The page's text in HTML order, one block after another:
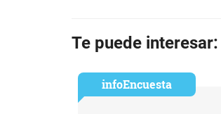
Te puede interesar:
infoEncuesta